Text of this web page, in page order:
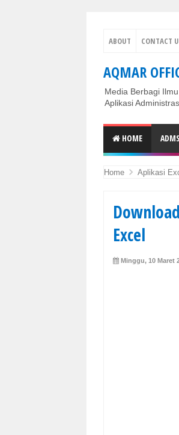
ABOUT CONTACT
AQMAR
Media Berbagi
Aplikasi
HOME
Home Aplikasi
Excel
Minggu, 10 Maret